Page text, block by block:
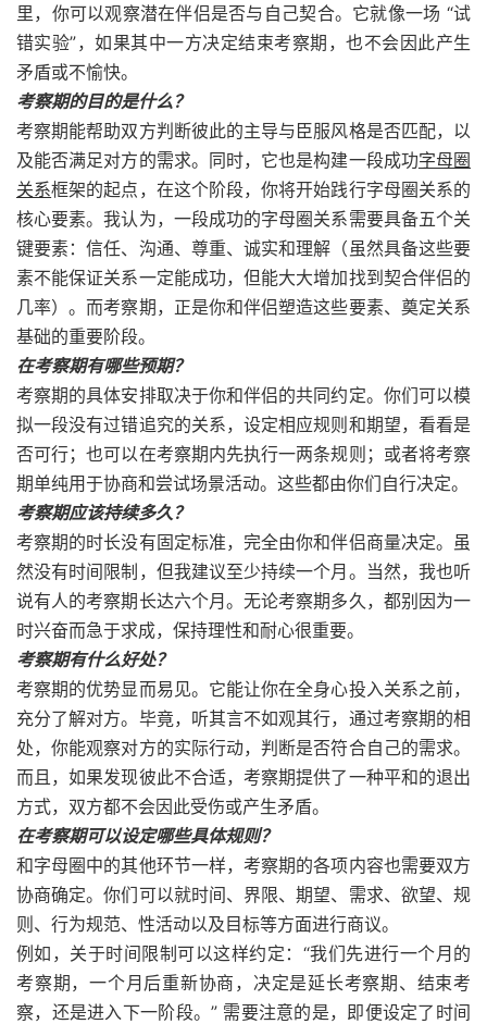
里，你可以观察潜在伴侣是否与自己契合。它就像一场 “试
错实验”，如果其中一方决定结束考察期，也不会因此产生
矛盾或不愉快。
考察期的目的是什么？
考察期能帮助双方判断彼此的主导与臣服风格是否匹配，以
及能否满足对方的需求。同时，它也是构建一段成功字母圈
关系框架的起点，在这个阶段，你将开始践行字母圈关系的
核心要素。我认为，一段成功的字母圈关系需要具备五个关
键要素：信任、沟通、尊重、诚实和理解（虽然具备这些要
素不能保证关系一定能成功，但能大大增加找到契合伴侣的
几率）。而考察期，正是你和伴侣塑造这些要素、奠定关系
基础的重要阶段。
在考察期有哪些预期？
考察期的具体安排取决于你和伴侣的共同约定。你们可以模
拟一段没有过错追究的关系，设定相应规则和期望，看看是
否可行；也可以在考察期内先执行一两条规则；或者将考察
期单纯用于协商和尝试场景活动。这些都由你们自行决定。
考察期应该持续多久？
考察期的时长没有固定标准，完全由你和伴侣商量决定。虽
然没有时间限制，但我建议至少持续一个月。当然，我也听
说有人的考察期长达六个月。无论考察期多久，都别因为一
时兴奋而急于求成，保持理性和耐心很重要。
考察期有什么好处？
考察期的优势显而易见。它能让你在全身心投入关系之前，
充分了解对方。毕竟，听其言不如观其行，通过考察期的相
处，你能观察对方的实际行动，判断是否符合自己的需求。
而且，如果发现彼此不合适，考察期提供了一种平和的退出
方式，双方都不会因此受伤或产生矛盾。
在考察期可以设定哪些具体规则？
和字母圈中的其他环节一样，考察期的各项内容也需要双方
协商确定。你们可以就时间、界限、期望、需求、欲望、规
则、行为规范、性活动以及目标等方面进行商议。
例如，关于时间限制可以这样约定：“我们先进行一个月的
考察期，一个月后重新协商，决定是延长考察期、结束考
察，还是进入下一阶段。” 需要注意的是，即便设定了时间